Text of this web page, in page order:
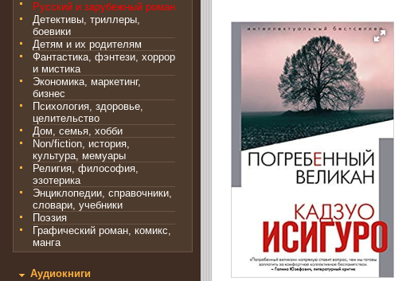
Русский и зарубежный роман
Детективы, триллеры,
боевики
Детям и их родителям
Фантастика, фэнтези, хоррор
и мистика
Экономика, маркетинг,
бизнес
Психология, здоровье,
целительство
Дом, семья, хобби
Non/fiction, история,
культура, мемуары
Религия, философия,
эзотерика
Энциклопедии, справочники,
словари, учебники
Поэзия
Графический роман, комикс,
манга
Аудиокниги